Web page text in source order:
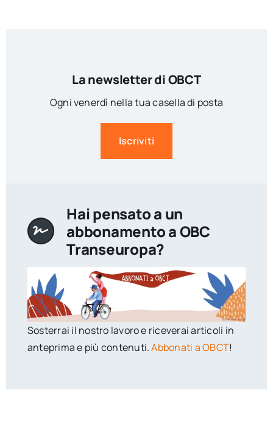
La newsletter di OBCT
Ogni venerdì nella tua casella di posta
Iscriviti
Hai pensato a un
abbonamento a OBC
Transeuropa?
Sosterrai il nostro lavoro e riceverai articoli in
anteprima e più contenuti.Abbonati a OBCT!